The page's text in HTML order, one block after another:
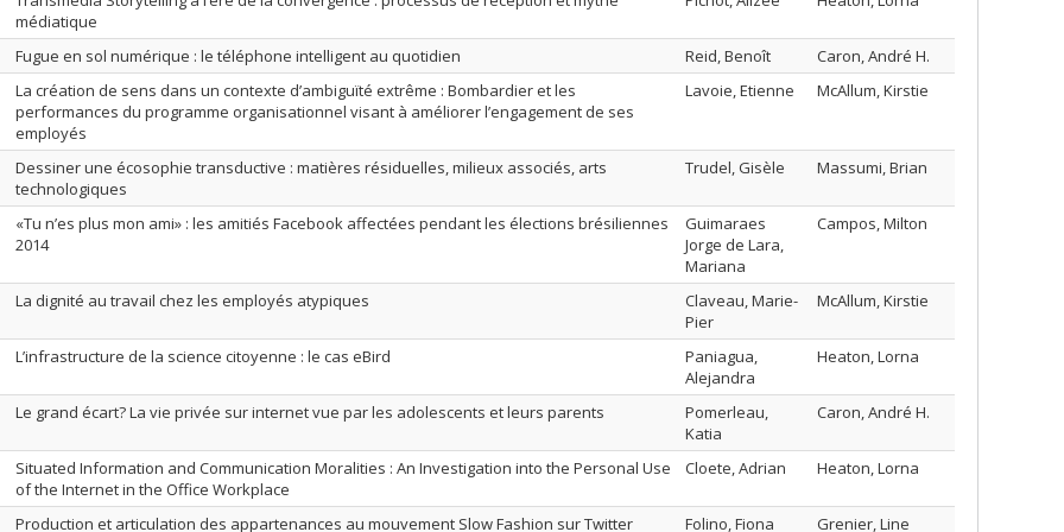
médiatique
Fugue en sol numérique : le téléphone intelligent au quotidien Reid, Benoît
Caron, André H.
La création de sens dans un contexte d’ambiguïté extrême : Bombardier et les
performances du programme organisationnel visant à améliorer l’engagement de ses
employés
Lavoie, Etienne McAllum, Kirstie
Dessiner une écosophie transductive : matières résiduelles, milieux associés, arts
technologiques
Trudel, Gisèle Massumi, Brian
«Tu n’es plus mon ami» : les amitiés Facebook affectées pendant les élections brésiliennes
2014
Guimaraes
Jorge de Lara,
Mariana
Campos, Milton
La dignité au travail chez les employés atypiques
Claveau, Marie-
Pier
McAllum, Kirstie
L’infrastructure de la science citoyenne : le cas eBird
Paniagua,
Alejandra
Heaton, Lorna
Le grand écart? La vie privée sur internet vue par les adolescents et leurs parents
Pomerleau,
Katia
Caron, André H.
Situated Information and Communication Moralities : An Investigation into the Personal Use
of the Internet in the Office Workplace
Cloete, Adrian Heaton, Lorna
Production et articulation des appartenances au mouvement Slow Fashion sur Twitter Folino, Fiona Grenier, Line